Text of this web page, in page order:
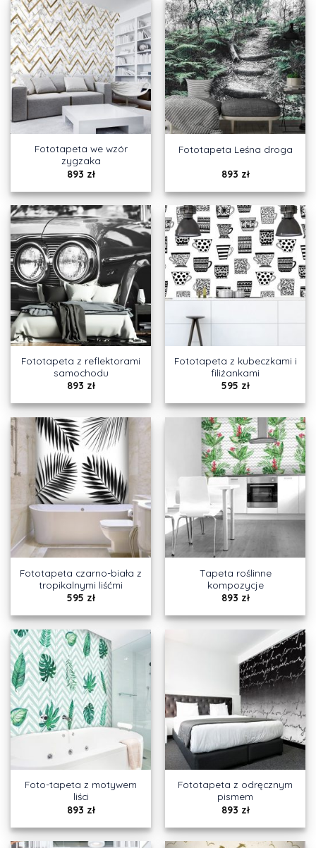
Fototapeta we wzór
zygzaka
893 zł
Fototapeta Leśna droga
893 zł
Fototapeta z reflektorami
samochodu
893 zł
Fototapeta z kubeczkami i
filiżankami
595 zł
Fototapeta czarno-biała z
tropikalnymi liśćmi
595 zł
Tapeta roślinne
kompozycje
893 zł
Foto-tapeta z motywem
liści
893 zł
Fototapeta z odręcznym
pismem
893 zł